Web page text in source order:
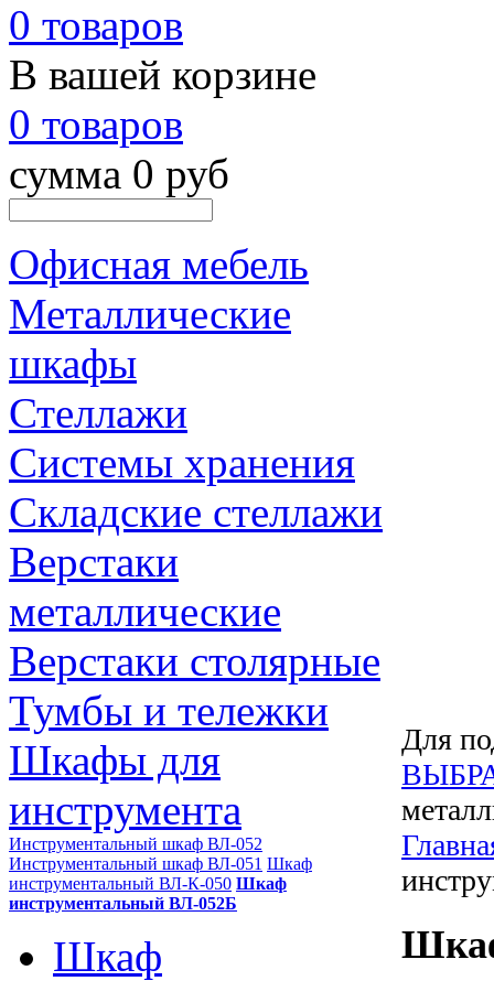
0 товаров
В вашей корзине
0 товаров
сумма 0 руб
Офисная мебель
Металлические
шкафы
Стеллажи
Системы хранения
Складские стеллажи
Верстаки
металлические
Верстаки столярные
Тумбы и тележки
Шкафы для
инструмента
Инструментальный шкаф ВЛ-052
Инструментальный шкаф ВЛ-051 Шкаф
инструментальный ВЛ-К-050 Шкаф
инструментальный ВЛ-052Б
Шкаф
Для